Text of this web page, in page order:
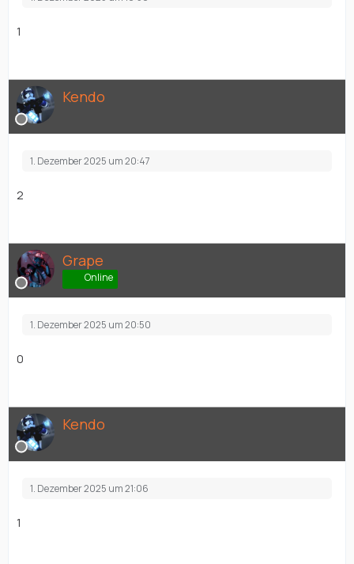
1
Kendo
1. Dezember 2025 um 20:47
2
Grape
Online
1. Dezember 2025 um 20:50
0
Kendo
1. Dezember 2025 um 21:06
1